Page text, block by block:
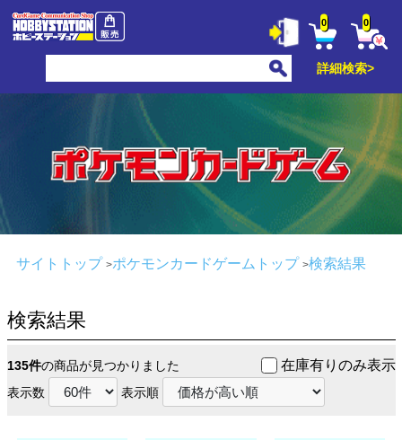
0 0
詳細検索>
サイトトップ ポケモンカードゲームトップ 検索結果
検索結果
135件の商品が見つかりました 在庫有りのみ表示
表示数 表示順